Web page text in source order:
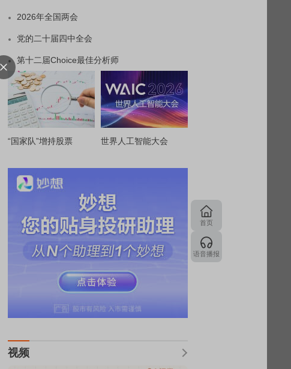
2026年全国两会
党的二十届四中全会
第十二届Choice最佳分析师
“国家队”增持股票 世界人工智能大会
视频
首页
语音播报